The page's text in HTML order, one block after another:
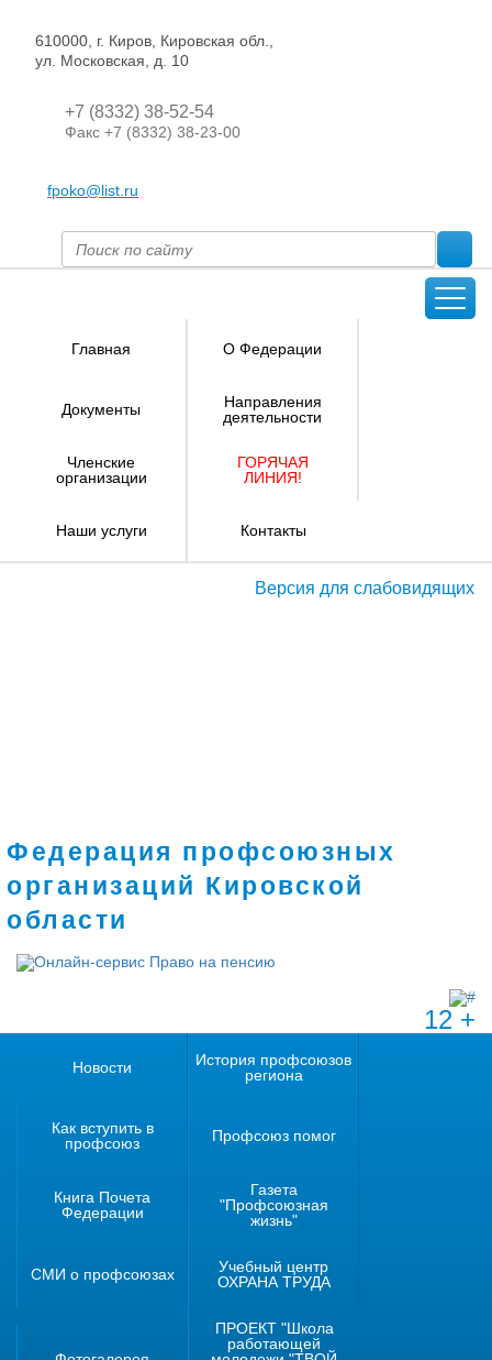
610000, г. Киров, Кировская обл.,
ул. Московская, д. 10
+7 (8332) 38-52-54
Факс +7 (8332) 38-23-00
fpoko@list.ru
Главная О Федерации
Документы
Направления
деятельности
Членские
организации
ГОРЯЧАЯ
ЛИНИЯ!
Наши услуги Контакты
Версия для слабовидящих
Федерация профсоюзных
организаций Кировской
области
12 +
Новости
История профсоюзов
региона
Как вступить в
профсоюз
Профсоюз помог
Книга Почета
Федерации
Газета
"Профсоюзная
жизнь"
СМИ о профсоюзах
Учебный центр
ОХРАНА ТРУДА
ПРОЕКТ "Школа
работающей